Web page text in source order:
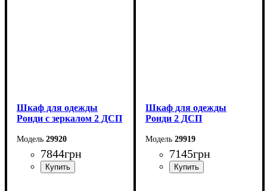
Шкаф для одежды
Ронди с зеркалом 2 ДСП
29920
7844грн
Шкаф для одежды
Ронди 2 ДСП
29919
7145грн